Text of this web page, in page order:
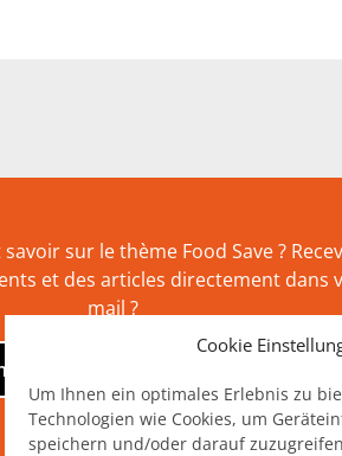
Cookie
Um Ihnen ein optimales Erlebnis zu
Technologien wie Cookies, um
speichern und/oder darauf
sur le thème Food Save ?
et des articles directement dans
mail ?
à notre newsletter !